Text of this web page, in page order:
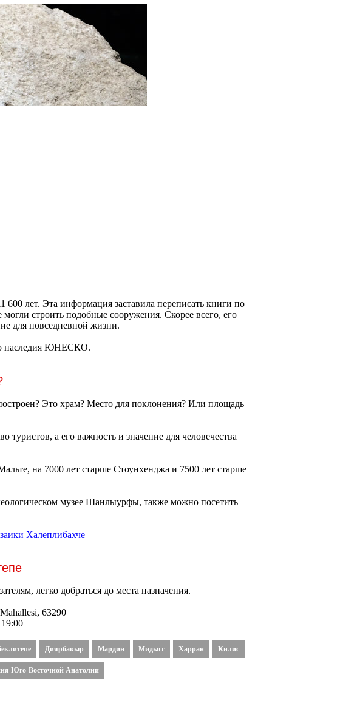
600 лет. Эта информация заставила переписать книги по
строить подобные сооружения. Скорее всего, его
для повседневной жизни.
наследия ЮНЕСКО.
Это храм? Место для поклонения? Или площадь
а его важность и значение для человечества
на 7000 лет старше Стоунхенджа и 7500 лет старше
музее Шанлыурфы, также можно посетить
Халеплибахче
легко добраться до места назначения.
63290
Диярбакыр Мардин Мидьят Харран Килис
Юго-Восточной Анатолии